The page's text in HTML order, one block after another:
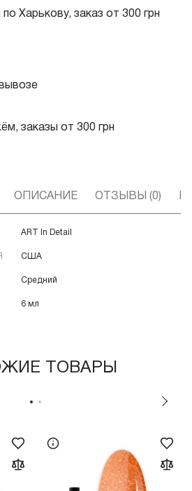
Харькову, заказ от 300 грн
заказы от 300 грн
ОПИСАНИЕ ОТЗЫВЫ (0)
ART In Detail
США
Средний
6 мл
ТОВАРЫ